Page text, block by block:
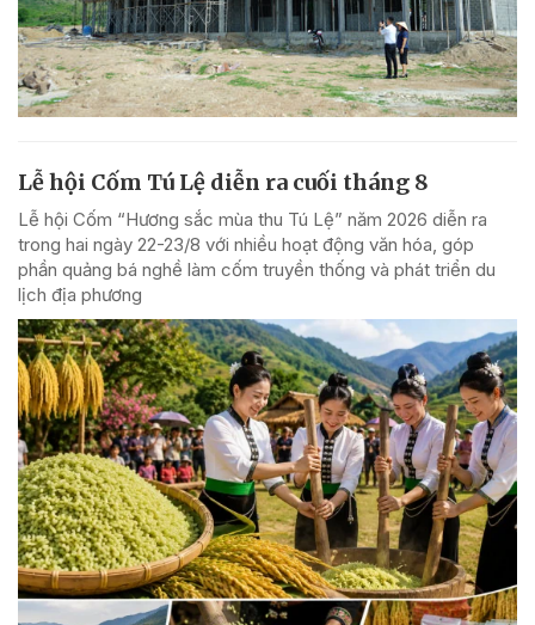
Lễ hội Cốm Tú Lệ diễn ra cuối tháng 8
Lễ hội Cốm “Hương sắc mùa thu Tú Lệ” năm 2026 diễn ra
trong hai ngày 22-23/8 với nhiều hoạt động văn hóa, góp
phần quảng bá nghề làm cốm truyền thống và phát triển du
lịch địa phương